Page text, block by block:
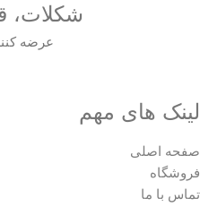
لینک های مهم
صفحه اصلی
فروشگاه
تماس با ما
شکلات،
عرضه